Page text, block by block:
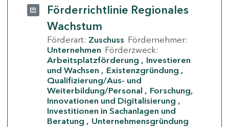
Förderrichtlinie Regionales
Wachstum
Förderart: Zuschuss Fördernehmer:
Unternehmen Förderzweck:
Arbeitsplatzförderung
Investieren
und Wachsen
Existenzgründung
Qualifizierung/Aus- und
Weiterbildung/Personal
Forschung,
Innovationen und Digitalisierung
Investitionen in Sachanlagen und
Beratung
Unternehmensgründung